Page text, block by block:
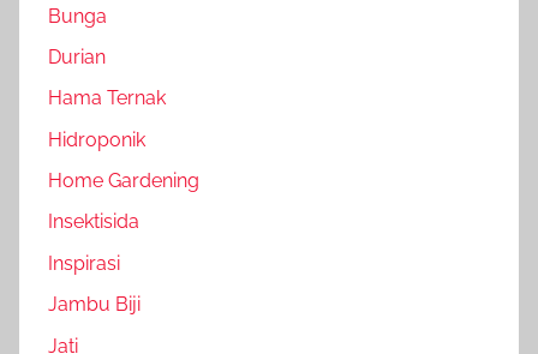
Bunga
Durian
Hama Ternak
Hidroponik
Home Gardening
Insektisida
Inspirasi
Jambu Biji
Jati